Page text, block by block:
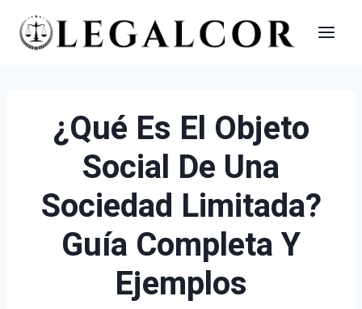
Saltar
¿Qué Es El Objeto
Social De Una
Sociedad Limitada?
Guía Completa Y
Ejemplos